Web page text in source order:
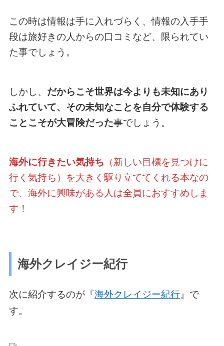
この時は情報は手に入れづらく、情報の入手手
段は旅好きの人からの口コミなど、限られてい
た事でしょう。
しかし、 だからこそ世界は今よりも未知にあり
ふれていて、その未知なことを自分で体験する
ことこそが大冒険だった事でしょう。
海外に行きたい気持ち （新しい目標を見つけに
行く気持ち）を大きく駆り立ててくれる本なの
で、海外に興味がある人は全員におすすめしま
す！
海外クレイジー紀行
次に紹介するのが『海外クレイジー紀行』で
す。